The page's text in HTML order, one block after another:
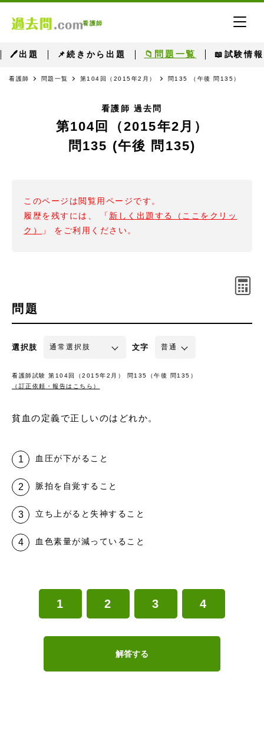
看護師
🖊出題 📌続きから出題 📁問題一覧 📖試験情報
看護師 問題一覧 第104回（2015年2月） 問135 （午後 問135）
看護師 過去問
第104回（2015年2月）
問135 (午後 問135)
このページは閲覧用ページです。
履歴を残すには、 「 新しく出題する（ここをクリッ
ク）
」 をご利用ください。
問題
選択肢 文字
看護師試験 第104回（2015年2月） 問135（午後 問135）
（訂正依頼・報告はこちら）
貧血の定義で正しいのはどれか。
血圧が下がること
脈拍を自覚すること
立ち上がると失神すること
血色素量が減っていること
1 2 3 4
解答する